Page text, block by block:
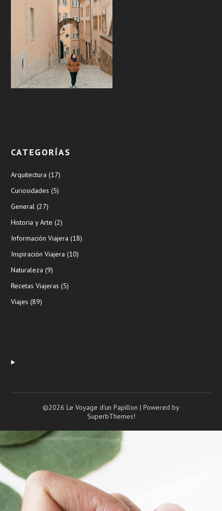
CATEGORÍAS
Arquitectura (17)
Curiosidades (5)
General (27)
Historia y Arte (2)
Información Viajera (18)
Inspiración Viajera (10)
Naturaleza (9)
Recetas Viajeras (5)
Viajes (89)
©2026 Le Voyage d'un Papillon | Powered by
SuperbThemes!